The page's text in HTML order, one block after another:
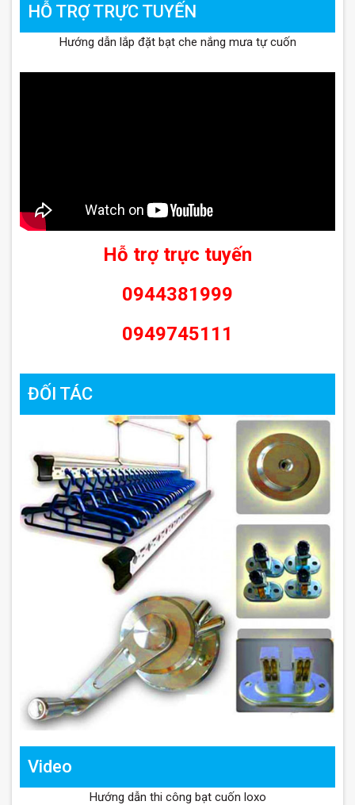
HỖ TRỢ TRỰC TUYẾN
Hướng dẫn lắp đặt bạt che nắng mưa tự cuốn
Hỗ trợ trực tuyến
0944381999
0949745111
ĐỐI TÁC
Video
Hướng dẫn thi công bạt cuốn loxo